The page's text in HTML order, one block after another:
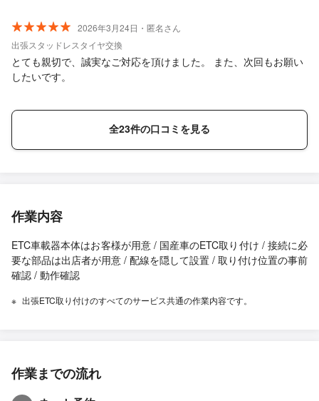
2026年3月24日・匿名さん
出張スタッドレスタイヤ交換
とても親切で、誠実なご対応を頂けました。 また、次回もお願い
したいです。
全23件の口コミを見る
作業内容
ETC車載器本体はお客様が用意 / 国産車のETC取り付け / 接続に必
要な部品は出店者が用意 / 配線を隠して設置 / 取り付け位置の事前
確認 / 動作確認
出張ETC取り付けのすべてのサービス共通の作業内容です。
作業までの流れ